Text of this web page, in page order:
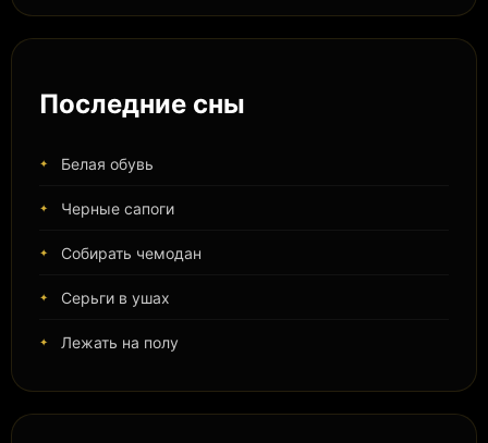
Последние сны
Белая обувь
Черные сапоги
Собирать чемодан
Серьги в ушах
Лежать на полу